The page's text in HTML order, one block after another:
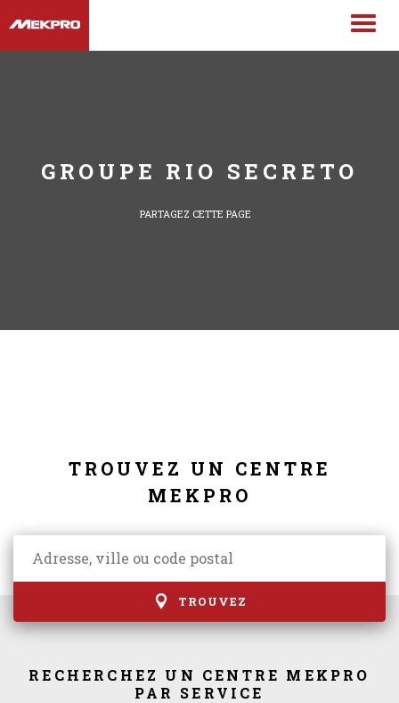
GROUPE RIO SECRETO
PARTAGEZ CETTE PAGE
TROUVEZ UN CENTRE
MEKPRO
TROUVEZ
RECHERCHEZ UN CENTRE MEKPRO
PAR SERVICE